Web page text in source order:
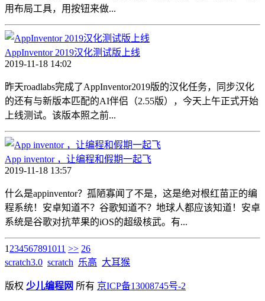
用布局工具，用按钮来做...
AppInventor 2019汉化测试版上线
2019-11-18 14:02
昨天roadlabs完成了AppInventor2019版的汉化任务，同步汉化
的还有与新版本匹配的AI伴侣（2.55版），今天上午正式开始
上线测试。该版本照之前...
App inventor ，让编程和假期一起飞
2019-11-18 13:57
什么是appinventor？孤陋寡闻了不是，这是绝对根红苗正的编
程系统！安卓知道不？谷歌知道不？地球人都应该知道！安卓
系统是谷歌对抗苹果的iOS的超级核武。有...
1 234567891011 >> 26
scratch3.0 scratch 乐高 大耳猴
版权 少儿编程网 所有 京ICP备13008745号-2